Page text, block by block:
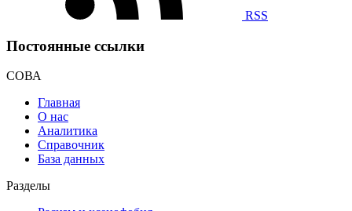
RSS
Постоянные ссылки
СОВА
Главная
О нас
Аналитика
Справочник
База данных
Разделы